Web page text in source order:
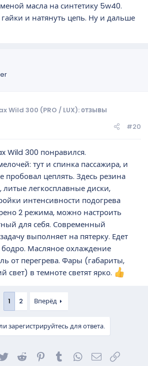
масла на синтетику 5w40.
и натянуть цепь. Ну и дальше
Wild 300 (PRO / LUX): отзывы
#20
Wild 300 понравился.
тут и спинка пассажира, и
пробовал цеплять. Здесь резина
литые легкосплавные диски,
интенсивности подогрева
2 режима, можно настроить
для себя. Современный
выполняет на пятерку. Едет
Масляное охлаждение
от перегрева. Фары (габариты,
в темноте светят ярко.
1 2 Вперёд
зарегистрируйтесь для ответа.
Twitter Reddit Pinterest
Tumblr WhatsApp